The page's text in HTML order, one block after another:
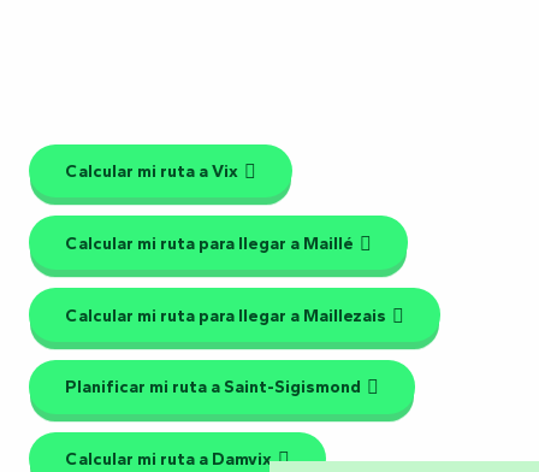
Calcular mi ruta a Vix
Calcular mi ruta para llegar a Maillé
Calcular mi ruta para llegar a Maillezais
Planificar mi ruta a Saint-Sigismond
Calcular mi ruta a Damvix